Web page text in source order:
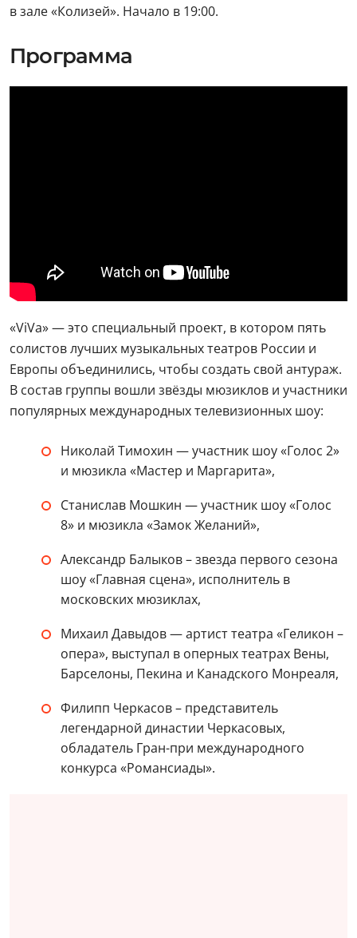
в зале «Колизей». Начало в 19:00.
Программа
«ViVa» — это специальный проект, в котором пять
солистов лучших музыкальных театров России и
Европы объединились, чтобы создать свой антураж.
В состав группы вошли звёзды мюзиклов и участники
популярных международных телевизионных шоу:
Николай Тимохин — участник шоу «Голос 2»
и мюзикла «Мастер и Маргарита»,
Станислав Мошкин — участник шоу «Голос
8» и мюзикла «Замок Желаний»,
Александр Балыков – звезда первого сезона
шоу «Главная сцена», исполнитель в
московских мюзиклах,
Михаил Давыдов — артист театра «Геликон –
опера», выступал в оперных театрах Вены,
Барселоны, Пекина и Канадского Монреаля,
Филипп Черкасов – представитель
легендарной династии Черкасовых,
обладатель Гран-при международного
конкурса «Романсиады».